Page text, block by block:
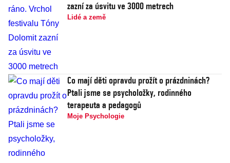
zazní za úsvitu ve 3000 metrech
Lidé a země
Co mají děti opravdu prožít o prázdninách?
Ptali jsme se psycholožky, rodinného
terapeuta a pedagogů
Moje Psychologie